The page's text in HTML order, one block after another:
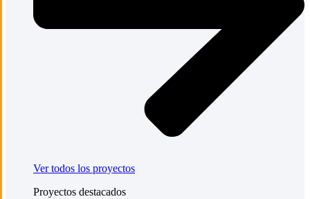
Ver todos los proyectos
Proyectos destacados